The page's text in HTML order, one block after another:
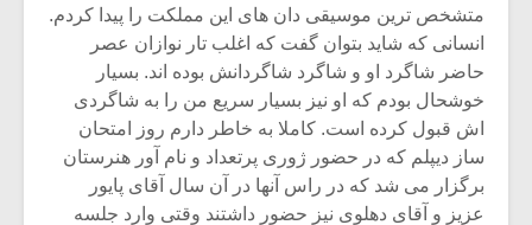
متشخص ترین موسیقی دان های این مملکت را پیدا کردم.
انسانی که شاید بتوان گفت که اغلب تار نوازان عصر
حاضر شاگرد او و شاگرد شاگردانش بوده اند. بسیار
خوشحال بودم که او نیز بسیار سریع من را به شاگردی
اش قبول کرده است. کاملا به خاطر دارم روز امتحان
ساز دیپلم که در حضور ژوری پرتعداد و نام آور هنرستان
برگزار می شد که در راس آنها در آن سال آقای پایور
عزیز و آقای دهلوی نیز حضور داشتند وقتی وارد جلسه